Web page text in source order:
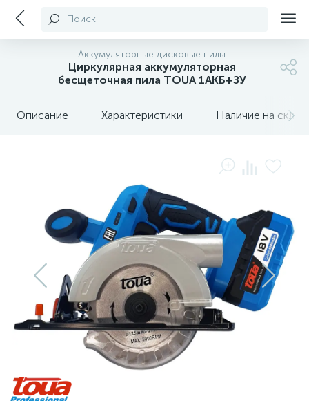
Поиск
Аккумуляторные дисковые пилы
Циркулярная аккумуляторная
бесщеточная пила TOUA 1АКБ+ЗУ
Описание Характеристики Наличие на